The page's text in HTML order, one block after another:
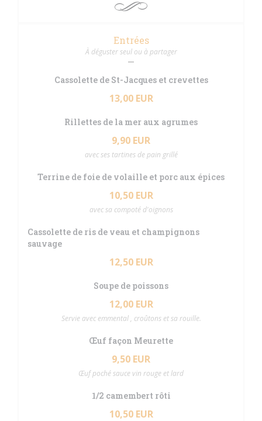
Entrées
À déguster seul ou à partager
Cassolette de St-Jacques et crevettes
13,00 EUR
Rillettes de la mer aux agrumes
9,90 EUR
avec ses tartines de pain grillé
Terrine de foie de volaille et porc aux épices
10,50 EUR
avec sa compoté d'oignons
Cassolette de ris de veau et champignons
sauvage
12,50 EUR
Soupe de poissons
12,00 EUR
Servie avec emmental , croûtons et sa rouille.
Œuf façon Meurette
9,50 EUR
Œuf poché sauce vin rouge et lard
1/2 camembert rôti
10,50 EUR